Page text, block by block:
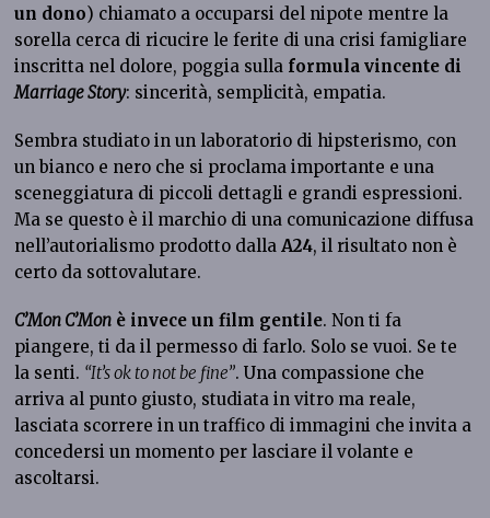
un dono) chiamato a occuparsi del nipote mentre la
sorella cerca di ricucire le ferite di una crisi famigliare
inscritta nel dolore, poggia sulla formula vincente di
Marriage Story: sincerità, semplicità, empatia.
Sembra studiato in un laboratorio di hipsterismo, con
un bianco e nero che si proclama importante e una
sceneggiatura di piccoli dettagli e grandi espressioni.
Ma se questo è il marchio di una comunicazione diffusa
nell’autorialismo prodotto dallaA24, il risultato non è
certo da sottovalutare.
C’Mon C’Mon è invece un film gentile. Non ti fa
piangere, ti da il permesso di farlo. Solo se vuoi. Se te
la senti. “It’s ok to not be fine”. Una compassione che
arriva al punto giusto, studiata in vitro ma reale,
lasciata scorrere in un traffico di immagini che invita a
concedersi un momento per lasciare il volante e
ascoltarsi.